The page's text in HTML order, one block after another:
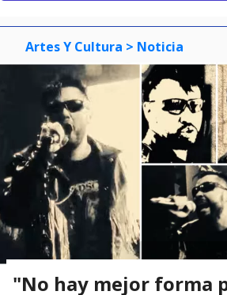
Artes Y Cultura > Noticia
"No hay mejor forma